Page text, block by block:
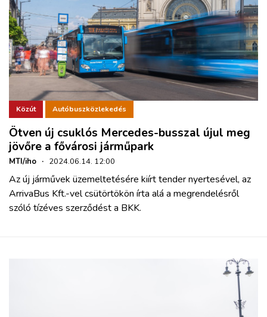
Közút Autóbuszközlekedés
Ötven új csuklós Mercedes-busszal újul meg
jövőre a fővárosi járműpark
MTI/iho · 2024.06.14. 12:00
Az új járművek üzemeltetésére kiírt tender nyertesével, az
ArrivaBus Kft.-vel csütörtökön írta alá a megrendelésről
szóló tízéves szerződést a BKK.